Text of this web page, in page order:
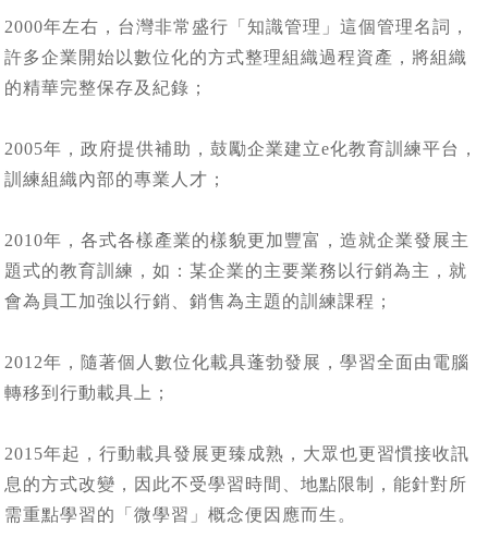
2000年左右，台灣非常盛行「知識管理」這個管理名詞，
許多企業開始以數位化的方式整理組織過程資產，將組織
的精華完整保存及紀錄；
2005年，政府提供補助，鼓勵企業建立e化教育訓練平台，
訓練組織內部的專業人才；
2010年，各式各樣產業的樣貌更加豐富，造就企業發展主
題式的教育訓練，如：某企業的主要業務以行銷為主，就
會為員工加強以行銷、銷售為主題的訓練課程；
2012年，隨著個人數位化載具蓬勃發展，學習全面由電腦
轉移到行動載具上；
2015年起，行動載具發展更臻成熟，大眾也更習慣接收訊
息的方式改變，因此不受學習時間、地點限制，能針對所
需重點學習的「微學習」概念便因應而生。